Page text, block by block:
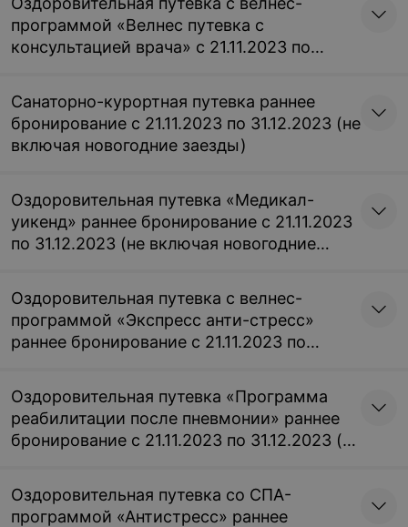
программой «Велнес путевка с
консультацией врача» с 21.11.2023 по
заезды)
Санаторно-курортная путевка раннее
бронирование с 21.11.2023 по 31.12.2023 (не
включая новогодние заезды)
Оздоровительная путевка «Медикал-
уикенд» раннее бронирование с 21.11.2023
по 31.12.2023 (не включая новогодние
Оздоровительная путевка с велнес-
программой «Экспресс анти-стресс»
раннее бронирование с 21.11.2023 по
заезды)
Оздоровительная путевка «Программа
реабилитации после пневмонии» раннее
бронирование с 21.11.2023 по 31.12.2023 (не
Оздоровительная путевка со СПА-
программой «Антистресс» раннее